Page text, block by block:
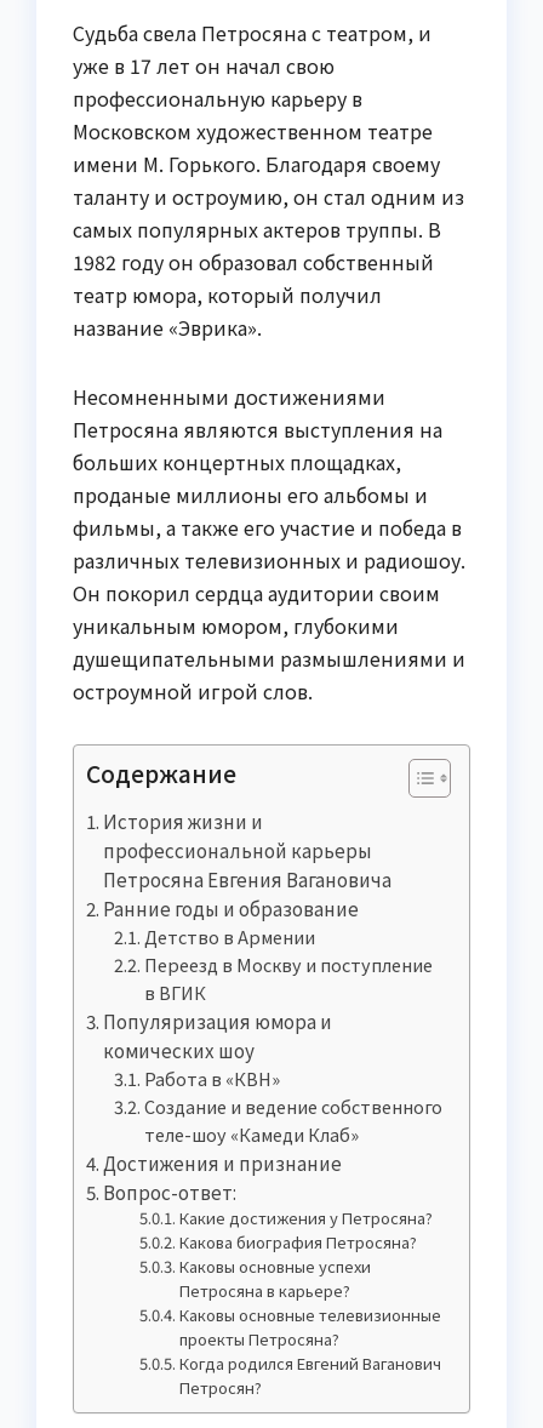
Судьба свела Петросяна с театром, и
уже в 17 лет он начал свою
профессиональную карьеру в
Московском художественном театре
имени М. Горького. Благодаря своему
таланту и остроумию, он стал одним из
самых популярных актеров труппы. В
1982 году он образовал собственный
театр юмора, который получил
название «Эврика».
Несомненными достижениями
Петросяна являются выступления на
больших концертных площадках,
проданые миллионы его альбомы и
фильмы, а также его участие и победа в
различных телевизионных и радиошоу.
Он покорил сердца аудитории своим
уникальным юмором, глубокими
душещипательными размышлениями и
остроумной игрой слов.
Содержание
История жизни и
профессиональной карьеры
Петросяна Евгения Вагановича
Ранние годы и образование
Детство в Армении
Переезд в Москву и поступление
в ВГИК
Популяризация юмора и
комических шоу
Работа в «КВН»
Создание и ведение собственного
теле-шоу «Камеди Клаб»
Достижения и признание
Вопрос-ответ:
Какие достижения у Петросяна?
Какова биография Петросяна?
Каковы основные успехи
Петросяна в карьере?
Каковы основные телевизионные
проекты Петросяна?
Когда родился Евгений Ваганович
Петросян?